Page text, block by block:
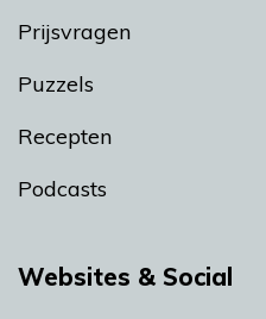
Prijsvragen
Puzzels
Recepten
Podcasts
Websites & Social